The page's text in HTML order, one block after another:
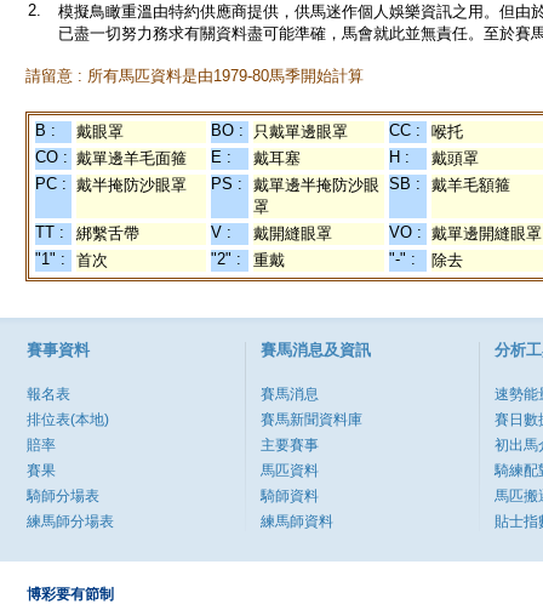
2.
模擬鳥瞰重溫由特約供應商提供，供馬迷作個人娛樂資訊之用。但
已盡一切努力務求有關資料盡可能準確，馬會就此並無責任。至於賽
請留意 : 所有馬匹資料是由1979-80馬季開始計算
B : 戴眼罩 BO : 只戴單邊眼罩 CC :
喉托
CO : 戴單邊羊毛面箍 E : 戴耳塞 H :
戴頭罩
PC : 戴半掩防沙眼罩 PS :
戴單邊半掩防沙眼
罩
SB : 戴羊毛額箍
TT : 綁繫舌帶 V : 戴開縫眼罩 VO : 戴單邊開縫眼罩
"1" :
首次 "2" : 重戴 "-" : 除去
賽事資料
報名表
排位表(本地)
賠率
賽果
騎師分場表
練馬師分場表
賽馬消息及資訊
賽馬消息
賽馬新聞資料庫
主要賽事
馬匹資料
騎師資料
練馬師資料
分析
速勢能
賽日數
初出馬
騎練配
馬匹搬
貼士指
博彩要有節制